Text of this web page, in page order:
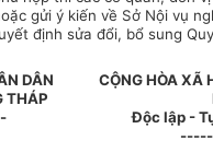
gửi ý kiến về Sở Nội vụ
định sửa đổi, bổ sung
DÂN
THÁP
CỘNG HÒA XÃ
Độc lập -